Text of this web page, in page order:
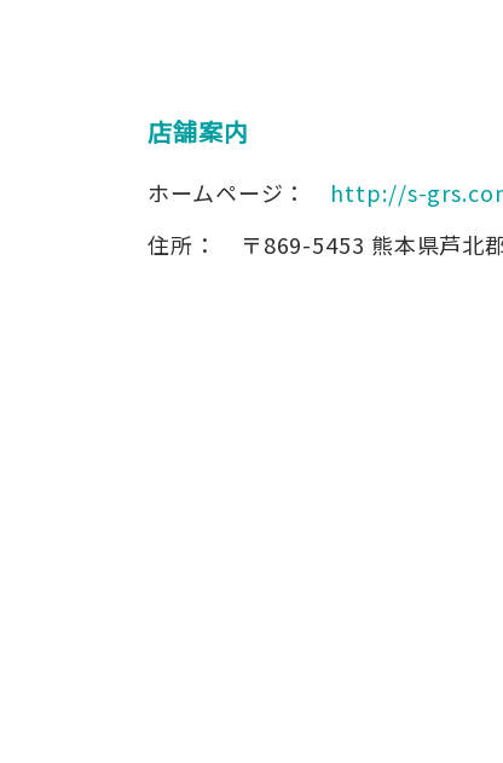
店舗案内
ホームページ：
http://s-
住所：
〒869-5453 熊本県芦北